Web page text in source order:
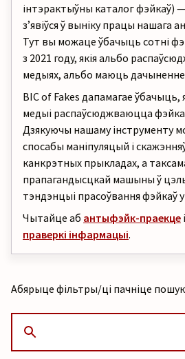
інтэрактыўны каталог фэйкаў) —
зʼявіўся ў выніку працы нашага
Тут вы можаце ўбачыць сотні
з 2021 году, якія альбо
медыях, альбо маюць дачыненне
BIC of Fakes дапамагае ўбачыць,
медыі распаўсюджваюцца
Дзякуючы нашаму інструменту
спосабы маніпуляцый і
канкрэтных прыкладах, а
прапагандысцкай машыны ў
тэндэнцыі прасоўвання фэйкаў
Чытайце аб антыфэйк-праекце
праверкі інфармацыі.
Абярыце фільтры/ці пачніце пошук